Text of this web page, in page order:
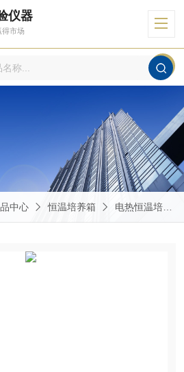
仪器
得市场
中心 恒温培养箱 电热恒温培养箱